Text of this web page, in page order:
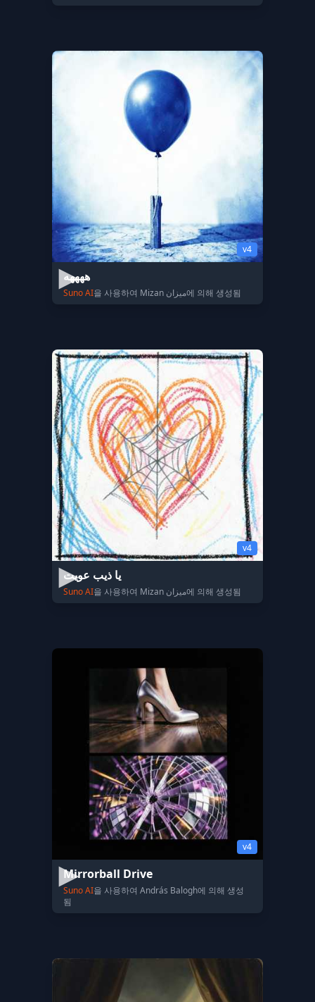
v4
ههههه
Suno AI 을 사용하여 Mizan ميزان에 의해 생성됨
v4
يا ذيب عويت
Suno AI 을 사용하여 Mizan ميزان에 의해 생성됨
v4
Mirrorball Drive
Suno AI을 사용하여 András Balogh에 의해 생성
됨